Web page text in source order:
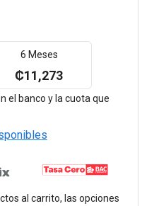
6 Meses
₡11,273
el banco y la cuota que
al carrito, las opciones